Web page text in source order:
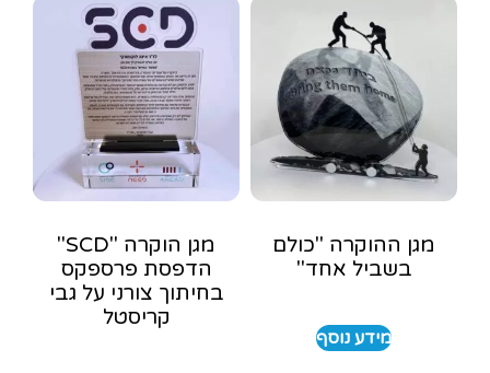
מגן ההוקרה "כולם
בשביל אחד"
מידע נוסף
מגן הוקרה "SCD"
הדפסת פרספקס
בחיתוך צורני על גבי
קריסטל